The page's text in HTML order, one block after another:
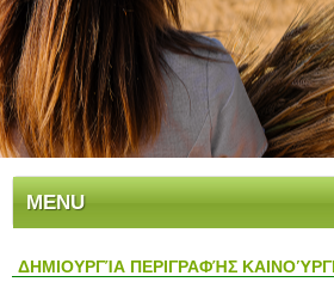
MENU
ΔΗΜΙΟΥΡΓΊΑ ΠΕΡΙΓΡΑΦΉΣ